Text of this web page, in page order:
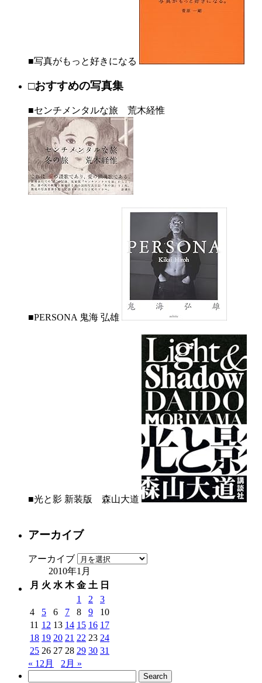
■写真がもっと好きになる
□おすすめの写真集
■センチメンタルな旅 荒木経惟
■PERSONA 鬼海 弘雄
■光と影 新装版 森山大道
アーカイブ
アーカイブ
2010年1月
月 火 水 木 金 土 日
1
2
3
4
5 6 7 8 9
10
11 12 13 14 15 16 17
18 19 20 21 22 23 24
25 26 27 28 29 30 31
« 12月
2月 »